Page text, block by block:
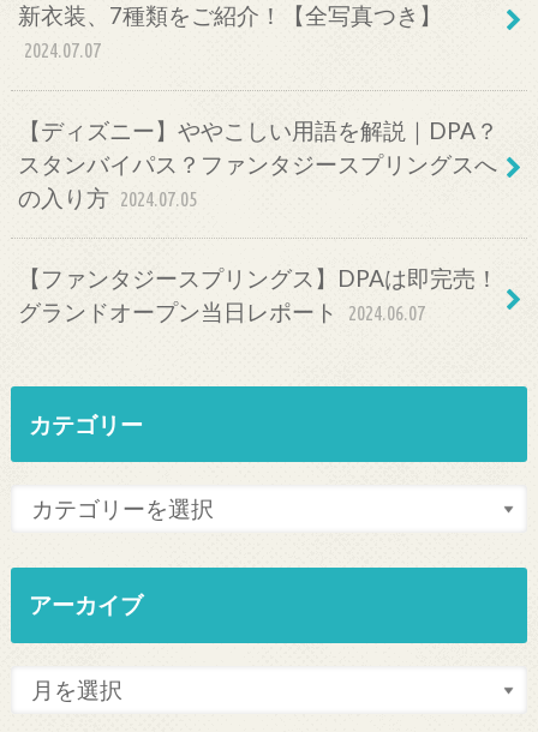
新衣装、7種類をご紹介！【全写真つき】
2024.07.07
【ディズニー】ややこしい用語を解説｜DPA？
スタンバイパス？ファンタジースプリングスへ
の入り方 2024.07.05
【ファンタジースプリングス】DPAは即完売！
グランドオープン当日レポート
2024.06.07
カテゴリー
アーカイブ